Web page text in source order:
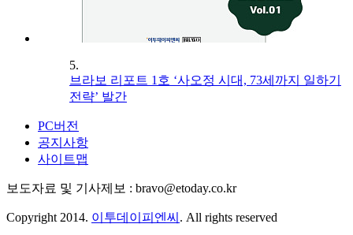
5.
브라보 리포트 1호 ‘사오정 시대, 73세까지 일하기
전략’ 발간
PC버전
공지사항
사이트맵
보도자료 및 기사제보 : bravo@etoday.co.kr
Copyright 2014. 이투데이피엔씨 . All rights reserved